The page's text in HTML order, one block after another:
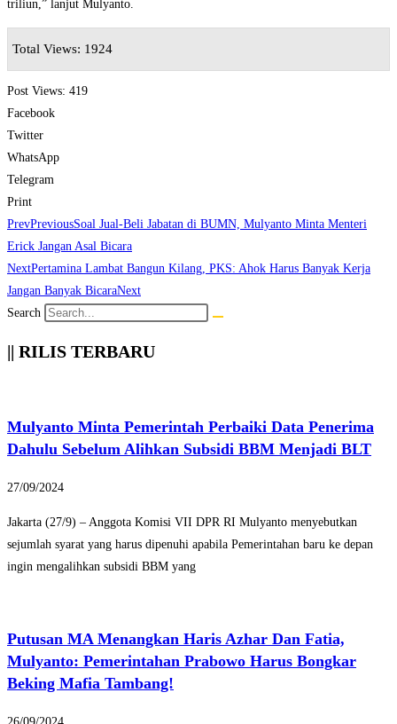
triliun,” lanjut Mulyanto.
Total Views: 1924
Post Views: 419
Facebook
Twitter
WhatsApp
Telegram
Print
PrevPreviousSoal Jual-Beli Jabatan di BUMN, Mulyanto Minta Menteri
Erick Jangan Asal Bicara
NextPertamina Lambat Bangun Kilang, PKS: Ahok Harus Banyak Kerja
Jangan Banyak BicaraNext
Search
|| RILIS TERBARU
Mulyanto Minta Pemerintah Perbaiki Data Penerima
Dahulu Sebelum Alihkan Subsidi BBM Menjadi BLT
27/09/2024
Jakarta (27/9) – Anggota Komisi VII DPR RI Mulyanto menyebutkan
sejumlah syarat yang harus dipenuhi apabila Pemerintahan baru ke depan
ingin mengalihkan subsidi BBM yang
Putusan MA Menangkan Haris Azhar Dan Fatia,
Mulyanto: Pemerintahan Prabowo Harus Bongkar
Beking Mafia Tambang!